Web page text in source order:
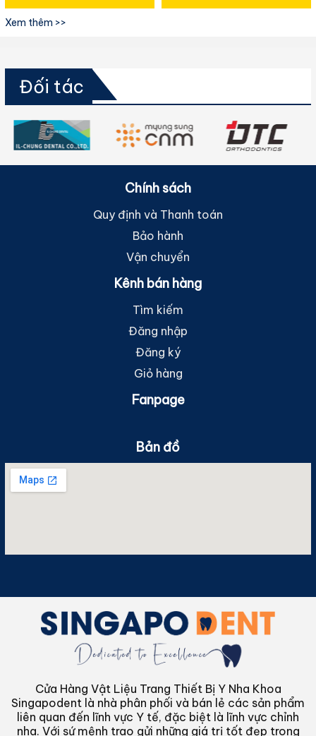
Xem thêm >>
Đối tác
Chính sách
Quy định và Thanh toán
Bảo hành
Vận chuyển
Kênh bán hàng
Tìm kiếm
Đăng nhập
Đăng ký
Giỏ hàng
Fanpage
Bản đồ
Cửa Hàng Vật Liệu Trang Thiết Bị Y Nha Khoa
Singapodent là nhà phân phối và bán lẻ các sản phẩm
liên quan đến lĩnh vực Y tế, đặc biệt là lĩnh vực chỉnh
nha. Với sứ mệnh trao gửi những giá trị tốt đẹp trong